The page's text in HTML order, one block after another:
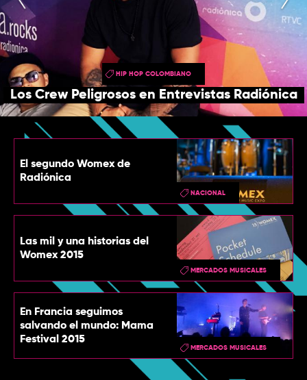
TOP
QUIÉNES SOMOS
CONTACTO
HIP HOP COLOMBIANO
Los Crew Peligrosos en Entrevistas Radiónica
El segundo Womex de
Radiónica
NACIONAL
Las mil y una historias del
Womex 2015
MERCADOS MUSICALES
En Francia seguimos
salvando el mundo: Mama
Festival 2015
MERCADOS MUSICALES